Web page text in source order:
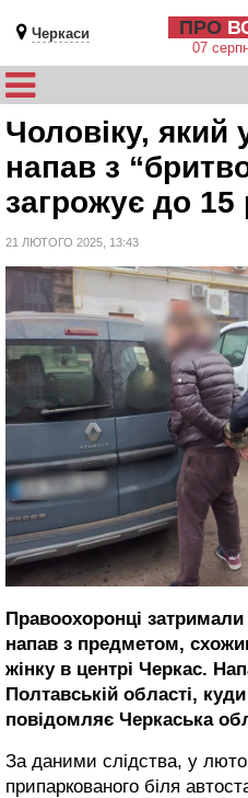
Черкаси ПРО
07
Чоловіку, який
напав з
загрожує до 15
21 ЛЮТОГО 2025, 13:43
Правоохоронці затримали
напав з предметом,
жінку в центрі Черкас.
Полтавській області,
повідомляє Черкаська
За даними слідства, у
припаркованого біля